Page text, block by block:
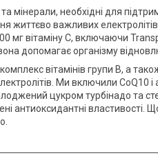
та мінерали, необхідні для
життєво важливих
мг вітаміну C, включаючи
допомагає організму
вітамінів групи В, а
Ми включили CoQ10
цукром турбінадо та
антиоксидантні